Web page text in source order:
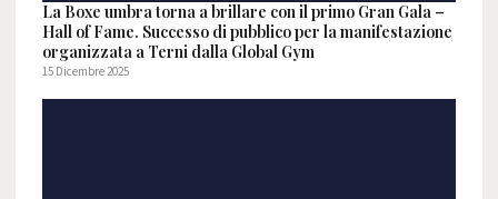
La Boxe umbra torna a brillare con il primo Gran Gala –
Hall of Fame. Successo di pubblico per la manifestazione
organizzata a Terni dalla Global Gym
15 Dicembre 2025